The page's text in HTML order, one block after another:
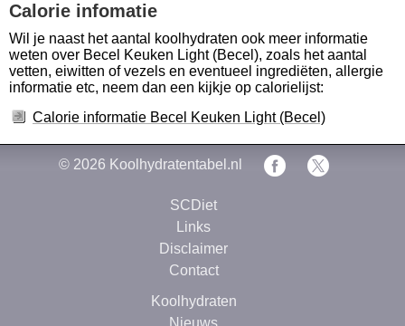
Calorie infomatie
Wil je naast het aantal koolhydraten ook meer informatie
weten over Becel Keuken Light (Becel), zoals het aantal
vetten, eiwitten of vezels en eventueel ingrediëten, allergie
informatie etc, neem dan een kijkje op calorielijst:
Calorie informatie Becel Keuken Light (Becel)
© 2026 Koolhydratentabel.nl
SCDiet
Links
Disclaimer
Contact
Koolhydraten
Nieuws